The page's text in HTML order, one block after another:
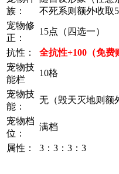
族：
不死系则额外收取
宠物修
正：
15点（四选一）
抗性：
全抗性+100（免费
宠物技
能栏
10格
宠物技
能：
无（毁天灭地则额
宠物档
位：
满档
属性： 3：3：3：3